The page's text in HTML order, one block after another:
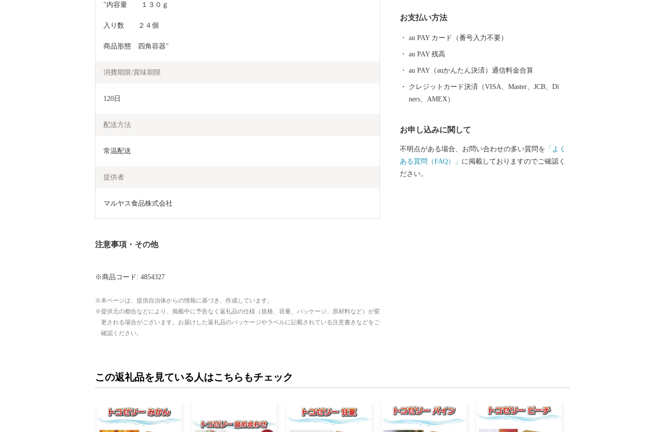
"内容量　　１３０ｇ
入り数　　２４個
商品形態　四角容器"
消費期限/賞味期限
120日
配送方法
常温配送
提供者
マルヤス食品株式会社
注意事項・その他
※商品コード: 4854327
本ページは、提供自治体からの情報に基づき、作成しています。
提供元の都合などにより、掲載中に予告なく返礼品の仕様（規格、容量、パッケージ、原材料など）が変
更される場合がございます。お届けした返礼品のパッケージやラベルに記載されている注意書きなどをご
確認ください。
ツオは鮮度が命 日帰りカツオ ・適度に脂がのり、身
の締まりの良い宇和海のマダイ
お支払い方法
au PAY カード（番号入力不要）
au PAY 残高
au PAY（auかんたん決済）通信料金合算
クレジットカード決済（VISA、Master、JCB、Di
ners、AMEX）
お申し込みに関して
不明点がある場合、お問い合わせの多い質問を 「よく
ある質問（FAQ）」 に掲載しておりますのでご確認く
ださい。
この返礼品を見ている人はこちらもチェック